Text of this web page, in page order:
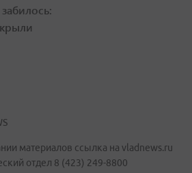
материалов ссылка на vladnews.ru
отдел 8 (423) 249-8800